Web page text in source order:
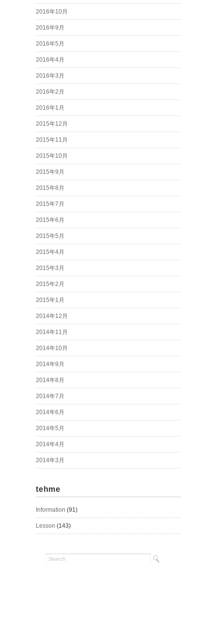
2016年10月
2016年9月
2016年5月
2016年4月
2016年3月
2016年2月
2016年1月
2015年12月
2015年11月
2015年10月
2015年9月
2015年8月
2015年7月
2015年6月
2015年5月
2015年4月
2015年3月
2015年2月
2015年1月
2014年12月
2014年11月
2014年10月
2014年9月
2014年8月
2014年7月
2014年6月
2014年5月
2014年4月
2014年3月
tehme
Information (91)
Lesson (143)